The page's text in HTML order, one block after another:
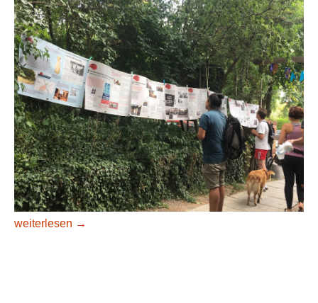
kleiner Rückblick zum Sommerfest am Richardplatz 8 am
weiterlesen →